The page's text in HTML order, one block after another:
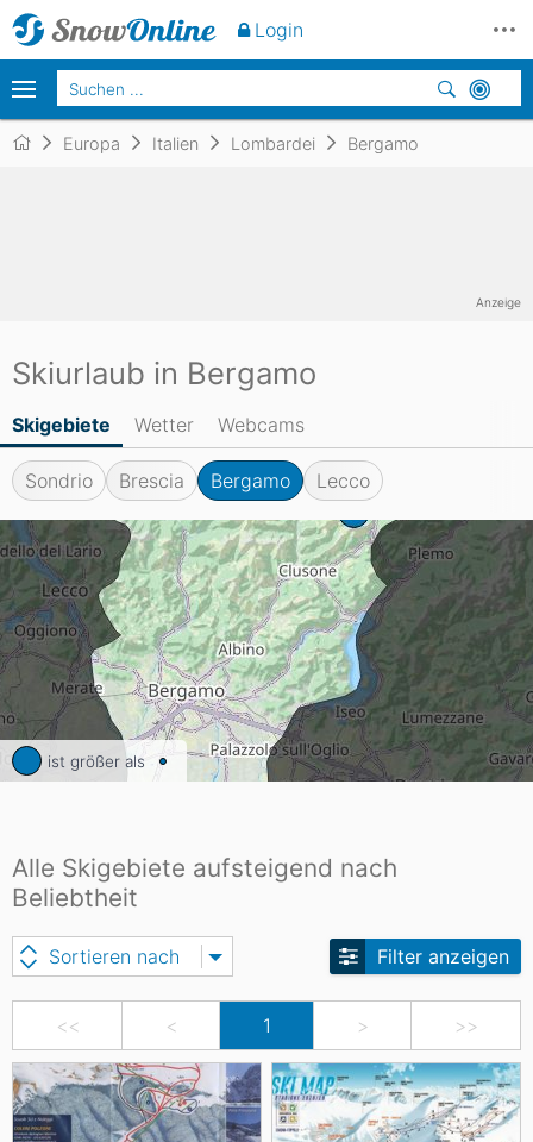
Europa Italien Lombardei Bergamo
Skiurlaub in Bergamo
Skigebiete Wetter Webcams
Sondrio Brescia Bergamo Lecco
ist größer als
Alle Skigebiete aufsteigend nach
Beliebtheit
<< < 1 > >>
Sortieren nach Filter anzeigen
Anzeige
Login